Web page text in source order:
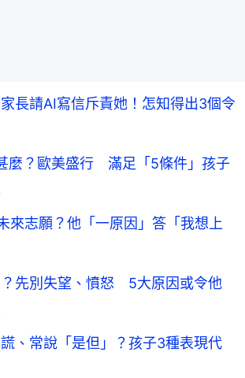
長請AI寫信斥責她！怎知得出3個令
麼？歐美盛行 滿足「5條件」孩子
來志願？他「一原因」答「我想上
先別失望、憤怒 5大原因或令他
、常說「是但」？孩子3種表現代